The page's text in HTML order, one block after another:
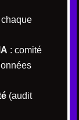
: comité
(audit